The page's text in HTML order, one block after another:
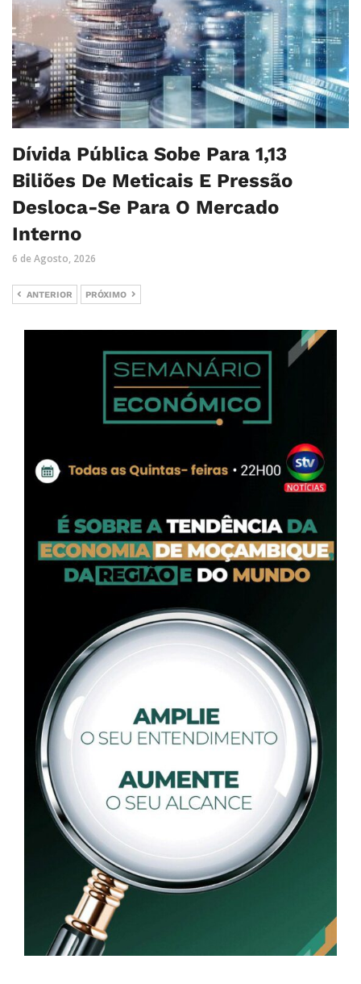
Dívida Pública Sobe Para 1,13
Biliões De Meticais E Pressão
Desloca-Se Para O Mercado
Interno
6 de Agosto, 2026
ANTERIOR PRÓXIMO